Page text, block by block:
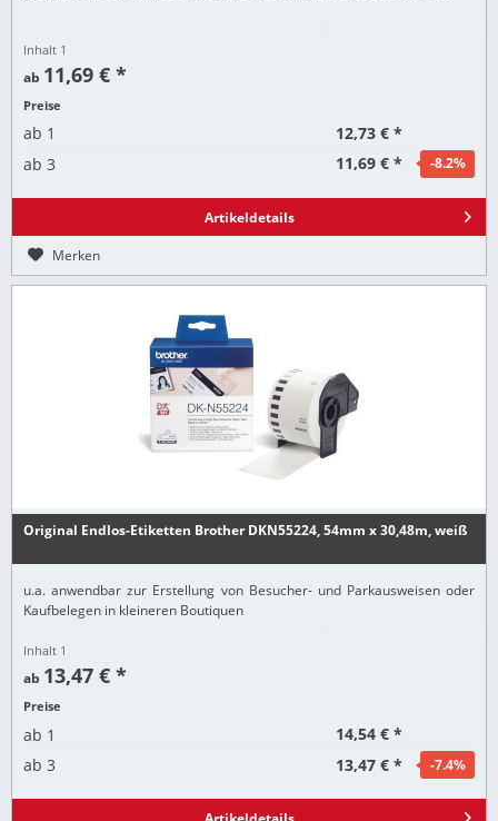
Inhalt 1
ab 11,69 € *
Preise
ab 1
12,73 € *
ab 3 11,69 € * -8.2%
Artikeldetails
Merken
Original Endlos-Etiketten Brother DKN55224, 54mm x 30,48m, weiß
u.a. anwendbar zur Erstellung von Besucher- und Parkausweisen oder
Kaufbelegen in kleineren Boutiquen
Inhalt 1
ab 13,47 € *
Preise
ab 1
14,54 € *
ab 3 13,47 € * -7.4%